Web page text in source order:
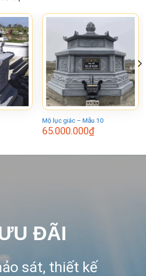
Mộ lục giác – Mẫu 10
65.000.000₫
ĐÃI
sát, thiết kế